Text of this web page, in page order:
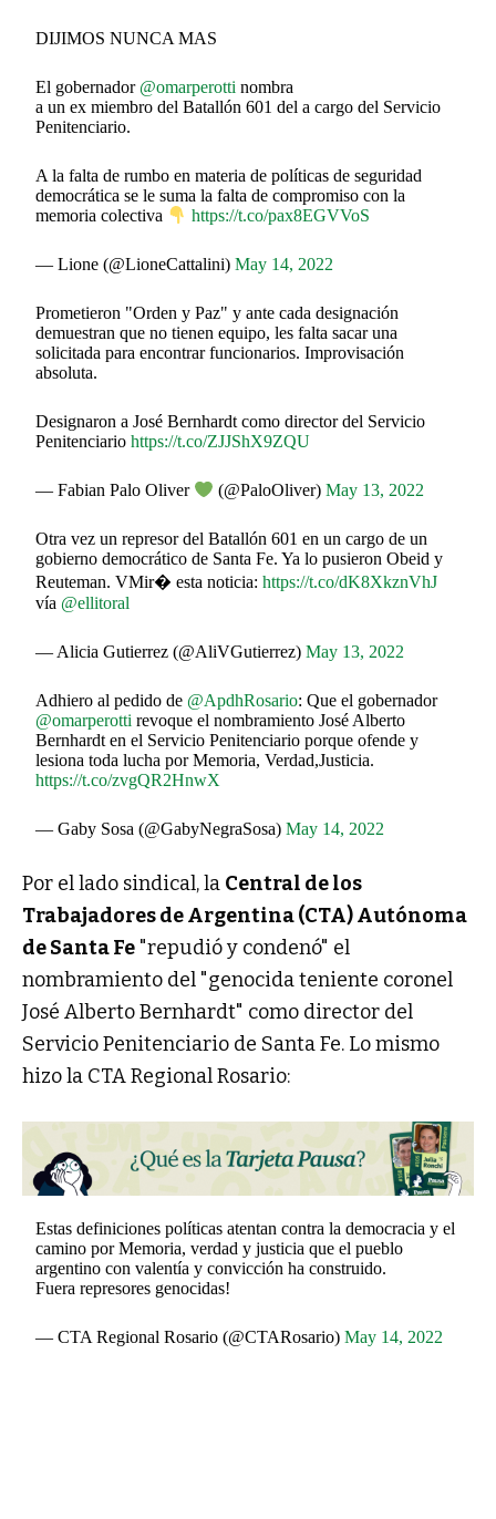
DIJIMOS NUNCA MAS
El gobernador @omarperotti nombra
a un ex miembro del Batallón 601 del a cargo del Servicio
Penitenciario.
A la falta de rumbo en materia de políticas de seguridad
democrática se le suma la falta de compromiso con la
memoria colectiva
https://t.co/pax8EGVVoS
— Lione (@LioneCattalini)May 14, 2022
Prometieron "Orden y Paz" y ante cada designación
demuestran que no tienen equipo, les falta sacar una
solicitada para encontrar funcionarios. Improvisación
absoluta.
Designaron a José Bernhardt como director del Servicio
Penitenciariohttps://t.co/ZJJShX9ZQU
— Fabian Palo Oliver (@PaloOliver)May 13, 2022
Otra vez un represor del Batallón 601 en un cargo de un
gobierno democrático de Santa Fe. Ya lo pusieron Obeid y
Reuteman. VMir� esta noticia:https://t.co/dK8XkznVhJ
vía @ellitoral
— Alicia Gutierrez (@AliVGutierrez)May 13, 2022
Adhiero al pedido de @ApdhRosario: Que el gobernador
@omarperotti revoque el nombramiento José Alberto
Bernhardt en el Servicio Penitenciario porque ofende y
lesiona toda lucha por Memoria, Verdad,Justicia.
https://t.co/zvgQR2HnwX
— Gaby Sosa (@GabyNegraSosa)May 14, 2022
Por el lado sindical, la Central de los
Trabajadores de Argentina (CTA) Autónoma
de Santa Fe "repudió y condenó" el
nombramiento del "genocida teniente coronel
José Alberto Bernhardt" como director del
Servicio Penitenciario de Santa Fe. Lo mismo
hizo la CTA Regional Rosario:
Estas definiciones políticas atentan contra la democracia y el
camino por Memoria, verdad y justicia que el pueblo
argentino con valentía y convicción ha construido.
Fuera represores genocidas!
— CTA Regional Rosario (@CTARosario)May 14, 2022